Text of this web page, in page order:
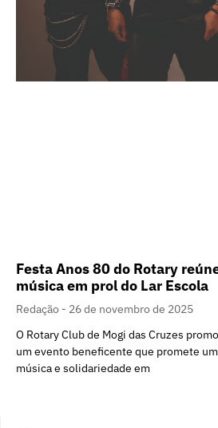
Festa Anos 80 do Rotary
música em prol do Lar Escola
Redação
26 de novembro de 2025
O Rotary Club de Mogi das Cruzes
um evento beneficente que promete
música e solidariedade em